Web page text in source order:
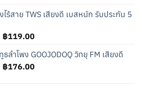
฿240.00.฿140.00.
ไร้สาย TWS เสียงดี เบสหนัก รับประกัน 5
Original
was:
฿219.00.
฿119.00Current
is:
฿119.00.
ลำโพง GOOJODOQ วิทยุ FM เสียงดี
Original
฿176.00Current